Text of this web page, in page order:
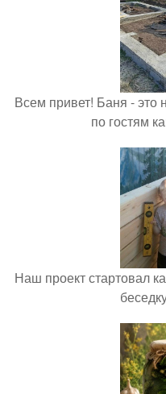
Всем привет! Баня - это
по гостям
Наш проект стартовал